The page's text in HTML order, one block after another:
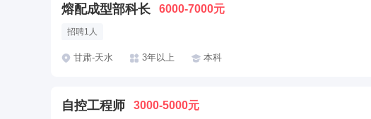
熔配成型部科长 6000-7000元
招聘1人
甘肃-天水 3年以上 本科
自控工程师 3000-5000元